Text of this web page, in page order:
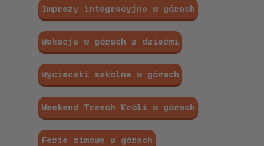
Imprezy integracyjne w górach
Wakacje w górach z dziećmi
Wycieczki szkolne w górach
Weekend Trzech Króli w górach
Ferie zimowe w górach